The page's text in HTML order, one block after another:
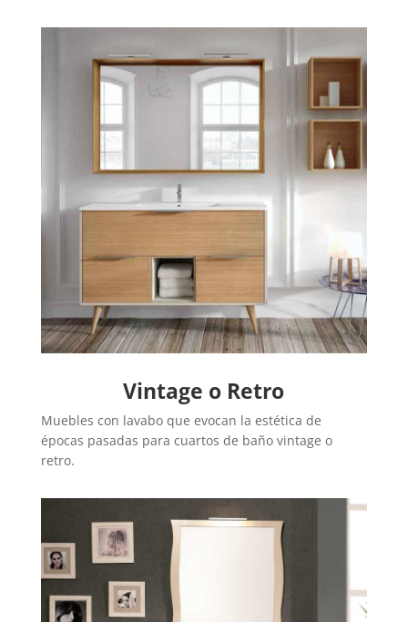
Vintage o Retro
Muebles con lavabo que evocan la estética de
épocas pasadas para cuartos de baño vintage o
retro.